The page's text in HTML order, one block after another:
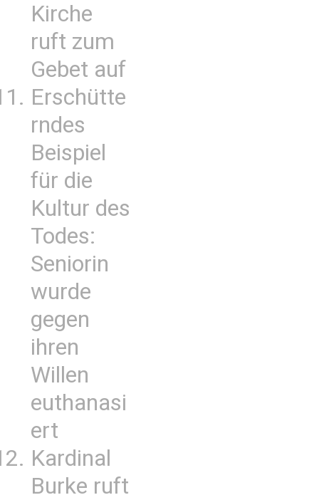
Kirche
ruft zum
Gebet auf
Erschütte
rndes
Beispiel
für die
Kultur des
Todes:
Seniorin
wurde
gegen
ihren
Willen
euthanasi
ert
Kardinal
Burke ruft